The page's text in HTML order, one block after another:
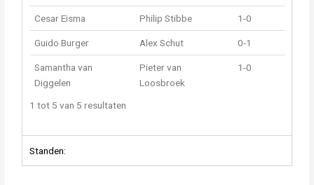
Cesar Eisma Philip Stibbe 1-0
Guido Burger Alex Schut 0-1
Samantha van
Diggelen
Pieter van
Loosbroek
1-0
1 tot 5 van 5 resultaten
Standen: